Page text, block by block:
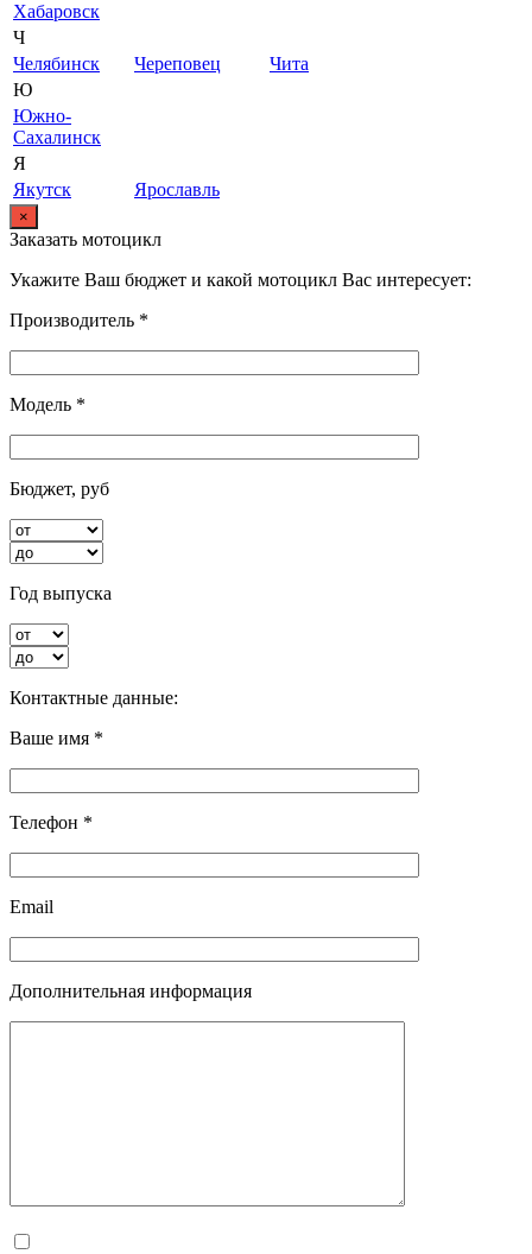
Хабаровск
Ч
Челябинск
Череповец
Чита
Ю
Южно-
Сахалинск
Я
Якутск
Ярославль
×
Заказать мотоцикл
Укажите Ваш бюджет и какой мотоцикл Вас интересует:
Производитель *
Модель *
Бюджет, руб
Год выпуска
Контактные данные:
Ваше имя *
Телефон *
Email
Дополнительная информация